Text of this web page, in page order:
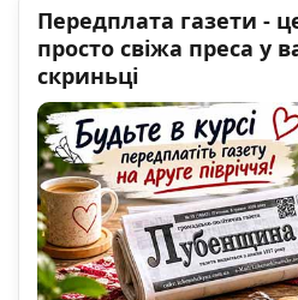
Передплата газети -
просто свіжа преса у
скриньці